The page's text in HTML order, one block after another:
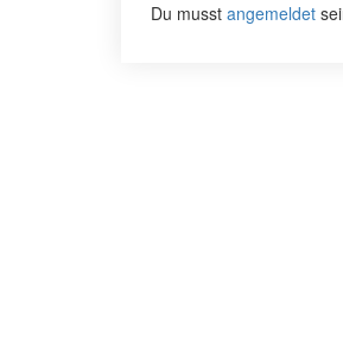
Du musst angemeldet